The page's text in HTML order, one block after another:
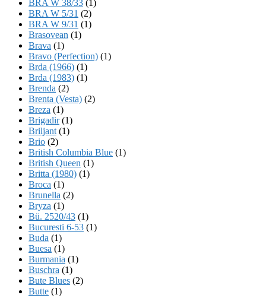
BRA W 38/33 (1)
BRA W 5/31 (2)
BRA W 9/31 (1)
Brasovean (1)
Brava (1)
Bravo (Perfection) (1)
Brda (1966) (1)
Brda (1983) (1)
Brenda (2)
Brenta (Vesta) (2)
Breza (1)
Brigadir(1)
Briljant (1)
Brio (2)
British Columbia Blue (1)
British Queen (1)
Britta (1980) (1)
Broca (1)
Brunella (2)
Bryza (1)
Bü. 2520/43 (1)
Bucuresti 6-53 (1)
Buda (1)
Buesa (1)
Burmania (1)
Buschra (1)
Bute Blues (2)
Butte (1)